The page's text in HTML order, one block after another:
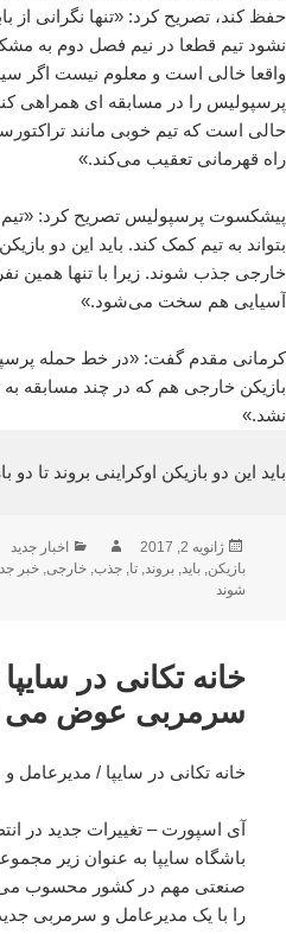
حفظ کند، تصریح کرد: «تنها نگرانی
نشود تیم قطعا در نیم فصل دوم به
واقعا خالی است و معلوم نیست اگر
پرسپولیس را در مسابقه ای همراهی
حالی است که تیم خوبی مانند
راه قهرمانی تعقیب می‌کند.»
پیشکسوت پرسپولیس تصریح کرد: «تیم
بتواند به تیم کمک کند. باید این دو
خارجی جذب شوند. زیرا با تنها همین
آسیایی هم سخت می‌شود.»
کرمانی مقدم گفت: «در خط حمله
بازیکن خارجی هم که در چند مسابقه
نشد.»
باید این دو بازیکن اوکراینی بروند
ارسال
شده
در
ژانویه 2, 2017 نویسندهدسته‌ها
اخبار جدید
بازیکن ,باید ,بروند ,تا ,جذب ,خارجی ,خبر
شوند
خانه تکانی در
سرمربی عوض می
خانه تکانی در سایپا /
آی اسپورت – تغییرات جدید در
باشگاه سایپا به عنوان زیر
صنعتی مهم در کشور محسوب می
را با یک مدیرعامل و سرمربی